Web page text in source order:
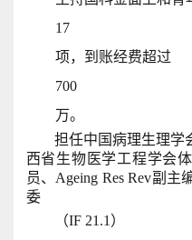
17
项，到账经费超过
700
万。
担任中国病理生理学
西省生物医学工程学会
员、Ageing Res Rev副主
委
（IF 21.1）